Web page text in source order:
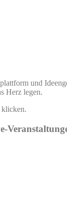
und
Herz legen.
klicken.